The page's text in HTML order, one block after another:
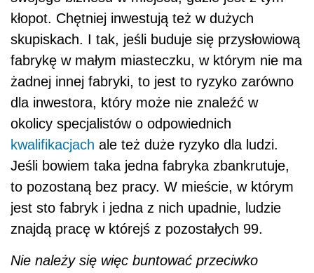
kłopot. Chętniej inwestują też w dużych
skupiskach. I tak, jeśli buduje się przysłowiową
fabrykę w małym miasteczku, w którym nie ma
żadnej innej fabryki, to jest to ryzyko zarówno
dla inwestora, który może nie znaleźć w
okolicy specjalistów o odpowiednich
kwalifikacjach ale też duże ryzyko dla ludzi.
Jeśli bowiem taka jedna fabryka zbankrutuje,
to pozostaną bez pracy. W mieście, w którym
jest sto fabryk i jedna z nich upadnie, ludzie
znajdą pracę w którejś z pozostałych 99.
Nie należy się więc buntować przeciwko